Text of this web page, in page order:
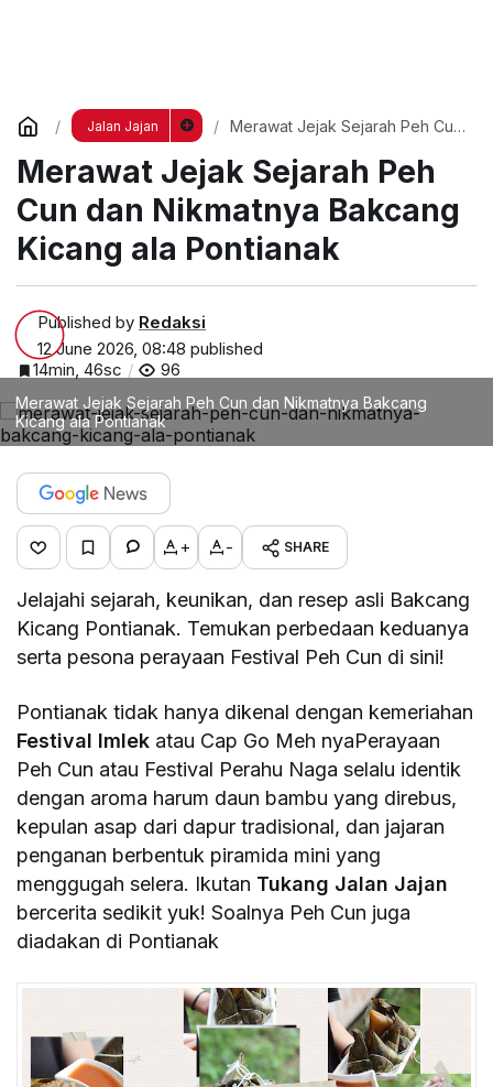
Jalan Jajan
Merawat Jejak Sejarah Peh Cun
ala Pontianak
Merawat Jejak Sejarah Peh
Cun dan Nikmatnya Bakcang
Kicang ala Pontianak
Published by Redaksi
12 June 2026, 08:48 published
14min, 46sc
96
Merawat Jejak Sejarah Peh Cun dan Nikmatnya Bakcang
Kicang ala Pontianak
+ - SHARE
Jelajahi sejarah, keunikan, dan resep asli Bakcang
Kicang Pontianak. Temukan perbedaan keduanya
serta pesona perayaan Festival Peh Cun di sini!
Pontianak tidak hanya dikenal dengan kemeriahan
Festival Imlek atau Cap Go Meh nyaPerayaan
Peh Cun atau Festival Perahu Naga selalu identik
dengan aroma harum daun bambu yang direbus,
kepulan asap dari dapur tradisional, dan jajaran
penganan berbentuk piramida mini yang
menggugah selera. Ikutan Tukang Jalan Jajan
bercerita sedikit yuk! Soalnya Peh Cun juga
diadakan di Pontianak